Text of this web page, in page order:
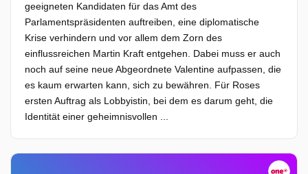
geeigneten Kandidaten für das Amt des
Parlamentspräsidenten auftreiben, eine diplomatische
Krise verhindern und vor allem dem Zorn des
einflussreichen Martin Kraft entgehen. Dabei muss er auch
noch auf seine neue Abgeordnete Valentine aufpassen, die
es kaum erwarten kann, sich zu bewähren. Für Roses
ersten Auftrag als Lobbyistin, bei dem es darum geht, die
Identität einer geheimnisvollen ...